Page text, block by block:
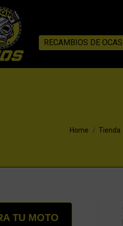
RECAMBIOS DE
You are here:
Home Tienda
TU MOTO